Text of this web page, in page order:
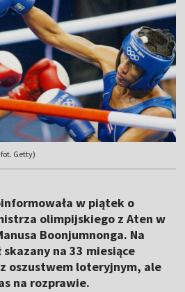
Getty)
w piątek o
olimpijskiego z Aten w
Boonjumnonga. Na
na 33 miesiące
oszustwem loteryjnym, ale
na rozprawie.